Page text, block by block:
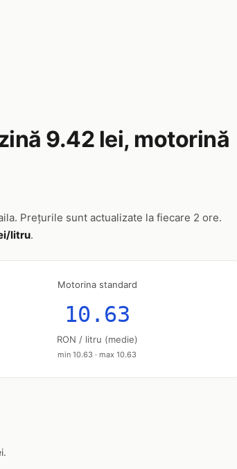
9.42 lei, motorină
Prețurile sunt actualizate la fiecare 2 ore.
litru.
Motorina standard
10.63
RON / litru (medie)
min 10.63 · max 10.63